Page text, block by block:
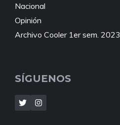
Nacional
Opinión
Archivo Cooler 1er sem. 2023
SÍGUENOS